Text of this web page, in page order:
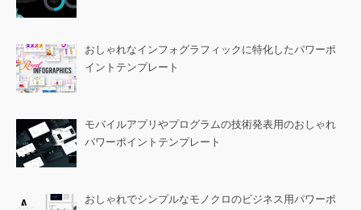
おしゃれなインフォグラフィックに特化したパワーポ
イントテンプレート
モバイルアプリやプログラムの技術発表用のおしゃれ
パワーポイントテンプレート
おしゃれでシンプルなモノクロのビジネス用パワーポ